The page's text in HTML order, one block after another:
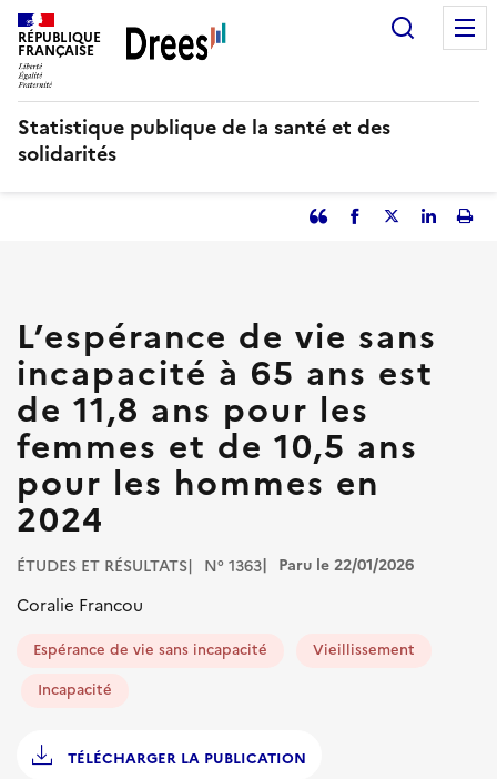
Aller
au
contenu
principal
RÉPUBLIQUE
FRANÇAISE
Statistique publique de la santé et des
solidarités
Partager
que
citation
Facebook
Partager
Partager
L’espérance de vie sans
incapacité à 65 ans est
de 11,8 ans pour les
femmes et de 10,5 ans
pour les hommes en
2024
ÉTUDES ET RÉSULTATS N° 1363 Paru le 22/01/2026
Coralie Francou
Espérance de vie sans incapacité
Vieillissement
Incapacité
TÉLÉCHARGER LA PUBLICATION